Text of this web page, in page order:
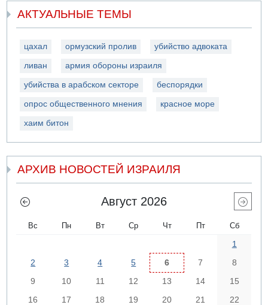
АКТУАЛЬНЫЕ ТЕМЫ
цахал ормузский пролив убийство адвоката
ливан армия обороны израиля
убийства в арабском секторе беспорядки
опрос общественного мнения красное море
хаим битон
АРХИВ НОВОСТЕЙ ИЗРАИЛЯ
Август 2026
Вс Пн Вт Ср Чт Пт Сб
1
2
3 4 5 6 7
8
9
10 11 12 13 14
15
16
17 18 19 20 21
22